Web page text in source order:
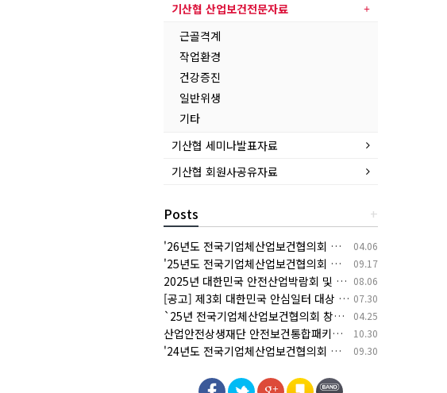
기산협 산업보건전문자료
근골격계
작업환경
건강증진
일반위생
기타
기산협 세미나발표자료
기산협 회원사공유자료
+
Posts
04.06
'26년도 전국기업체산업보건협의회 춘계 세미나 개최 안내
09.17
'25년도 전국기업체산업보건협의회 추계 세미나 개최 안내
08.06
2025년 대한민국 안전산업박람회 및 한국건설/안전박람회 개최 안내
07.30
[공고] 제3회 대한민국 안심일터 대상 후보자 공모
04.25
`25년 전국기업체산업보건협의회 창립 30주년 기념 춘계 세미나 개최 안내
10.30
산업안전상생재단 안전보건통합패키지 지원사업 안내(상시모집)
09.30
'24년도 전국기업체산업보건협의회 추계 세미나 개최 안내